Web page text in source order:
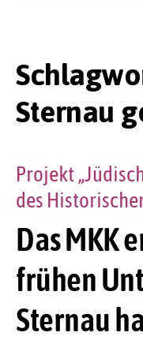
Sternau
Das MKK
frühen
Sternau
Projekt
des